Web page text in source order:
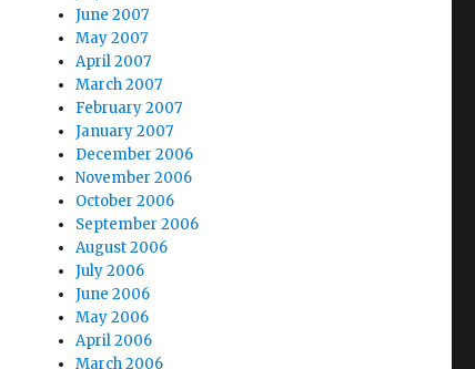
June 2007
May 2007
April 2007
March 2007
February 2007
January 2007
December 2006
November 2006
October 2006
September 2006
August 2006
July 2006
June 2006
May 2006
April 2006
March 2006